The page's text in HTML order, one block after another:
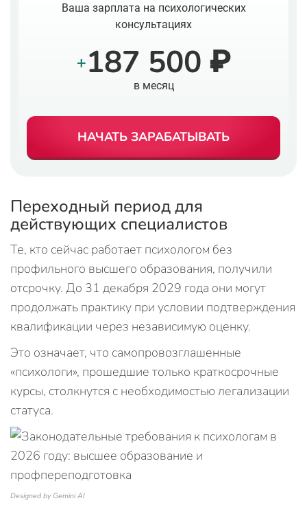
Ваша зарплата на психологических
консультациях
+187 500 ₽
в месяц
НАЧАТЬ ЗАРАБАТЫВАТЬ
Переходный период для
действующих специалистов
Те, кто сейчас работает психологом без
профильного высшего образования, получили
отсрочку. До 31 декабря 2029 года они могут
продолжать практику при условии подтверждения
квалификации через независимую оценку.
Это означает, что самопровозглашенные
«психологи», прошедшие только краткосрочные
курсы, столкнутся с необходимостью легализации
статуса.
Designed by Gemini AI